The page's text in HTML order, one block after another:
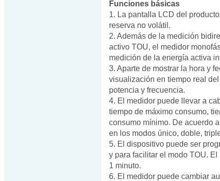
Funciones básicas
1. La pantalla LCD del
reserva no volátil.
2. Además de la medición
activo TOU, el medidor
medición de la energía activa
3. Aparte de mostrar la hora y
visualización en tiempo real
potencia y frecuencia.
4. El medidor puede llevar a
tiempo de máximo consumo,
consumo mínimo. De acuerdo
en los modos único, doble,
5. El dispositivo puede ser
y para facilitar el modo TOU.
1 minuto.
6. El medidor puede cambiar